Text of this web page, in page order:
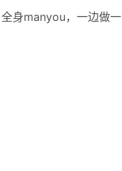
身manyou，一边做一